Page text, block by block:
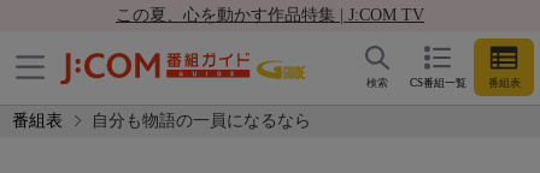
この夏、心を動かす作品特集 | J:COM TV
CS番組一覧 番組表
検索
番組表 自分も物語の一員になるなら